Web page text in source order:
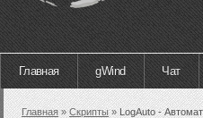
Главная gWind Чат
Главная»Скрипты»LogAuto -